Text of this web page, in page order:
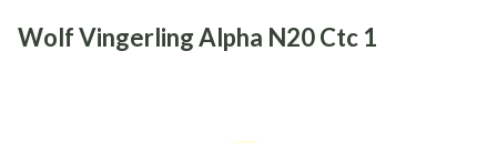
Wolf Vingerling Alpha N20 Ctc 1